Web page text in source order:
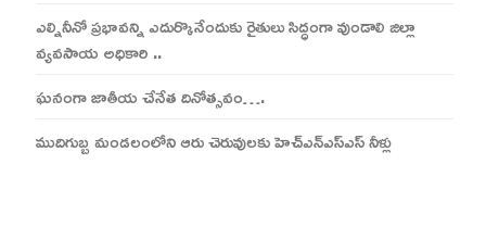
ఎల్నినీనో ప్రభావన్ని ఎదుర్కొనేందుకు రైతులు సిద్ధంగా వుండాలి జిల్లా
వ్యవసాయ అధికారి ..
ఘనంగా జాతీయ చేనేత దినోత్సవం….
ముదిగుబ్బ మండలంలోని ఆరు చెరువులకు హెచ్ఎన్ఎస్ఎస్ నీళ్లు